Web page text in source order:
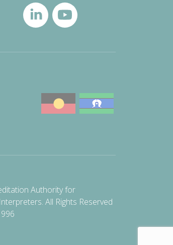
Authority for
All Rights Reserved